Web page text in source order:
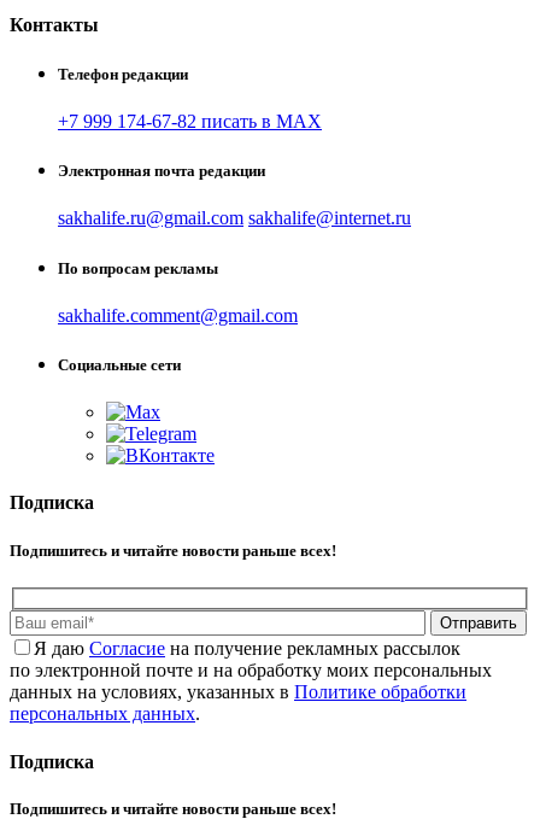
Контакты
Телефон редакции
+7 999 174-67-82 писать в MAX
Электронная почта редакции
sakhalife.ru@gmail.com sakhalife@internet.ru
По вопросам рекламы
sakhalife.comment@gmail.com
Социальные сети
Подписка
Подпишитесь и читайте новости раньше всех!
Отправить
Я даю Cогласие на получение рекламных рассылок
по электронной почте и на обработку моих персональных
данных на условиях, указанных в Политике обработки
персональных данных.
Подписка
Подпишитесь и читайте новости раньше всех!